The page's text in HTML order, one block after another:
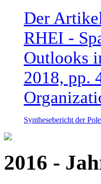
Der
RHEI -
Outlooks
2018, pp.
Synthesebericht der
2016 -